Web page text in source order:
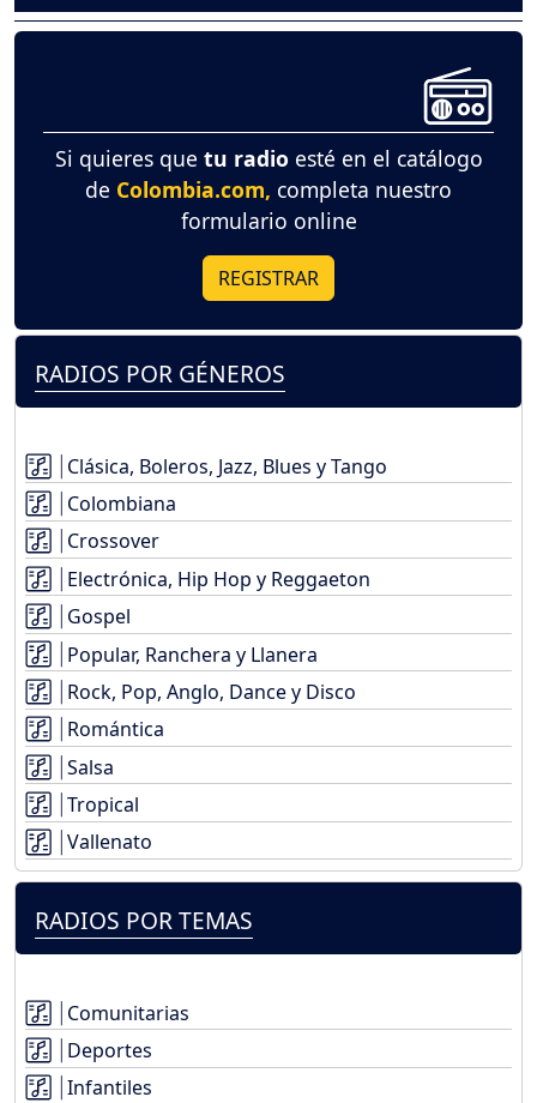
Si quieres que tu radio esté en el catálogo
de Colombia.com, completa nuestro
formulario online
REGISTRAR
RADIOS POR GÉNEROS
Clásica, Boleros, Jazz, Blues y Tango
Colombiana
Crossover
Electrónica, Hip Hop y Reggaeton
Gospel
Popular, Ranchera y Llanera
Rock, Pop, Anglo, Dance y Disco
Romántica
Salsa
Tropical
Vallenato
RADIOS POR TEMAS
Comunitarias
Deportes
Infantiles